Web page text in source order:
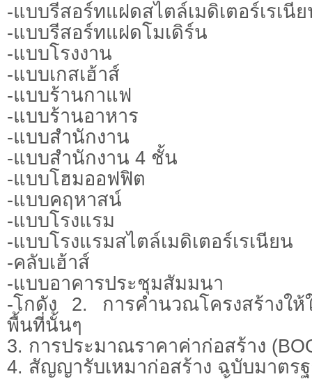
-แบบรีสอร์ทแฝดสไตล์เมดิเตอร์เรเนี
-แบบรีสอร์ทแฝดโมเดิร์น
-แบบโรงงาน
-แบบเกสเฮ้าส์
-แบบร้านกาแฟ
-แบบร้านอาหาร
-แบบสำนักงาน
-แบบสำนักงาน 4 ชั้น
-แบบโฮมออฟฟิต
-แบบคฤหาสน์
-แบบโรงแรม
-แบบโรงแรมสไตล์เมดิเตอร์เรเนียน
-คลับเฮ้าส์
-แบบอาคารประชุมสัมมนา
-โกดัง 2. การคำนวณโครงสร้างให้
พื้นที่นั้นๆ
3. การประมาณราคาค่าก่อสร้าง
4. สัญญารับเหมาก่อสร้าง ฉบับมาตร